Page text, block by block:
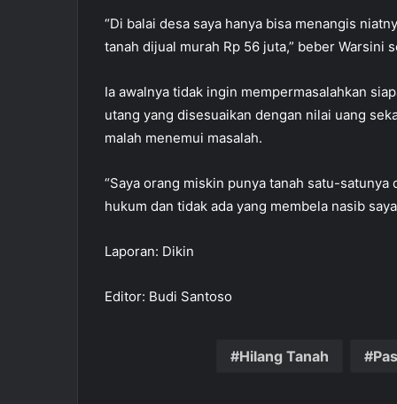
“Di balai desa saya hanya bisa menangis
tanah dijual murah Rp 56 juta,” beber Warsini
Ia awalnya tidak ingin mempermasalahkan
utang yang disesuaikan dengan nilai uang
malah menemui masalah.
“Saya orang miskin punya tanah satu-
hukum dan tidak ada yang membela nasib
Laporan: Dikin
Editor: Budi Santoso
Hilang Tanah